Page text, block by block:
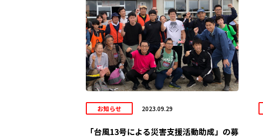
お知らせ 2023.09.29
「台風13号による災害支援活動助成」の募